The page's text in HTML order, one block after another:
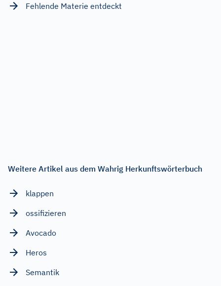
Fehlende Materie entdeckt
Weitere Artikel aus dem Wahrig Herkunftswörterbuch
klappen
ossifizieren
Avocado
Heros
Semantik